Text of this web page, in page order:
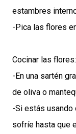
estambres
-Pica las flores
Cocinar las flores:
-En una sartén
de oliva o
-Si estás usando
sofríe hasta que